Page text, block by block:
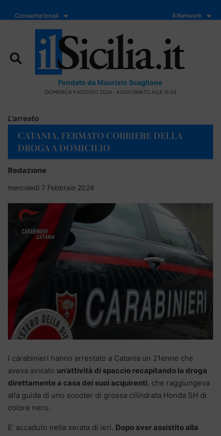
Cronache locali Il Network
Fondato da Maurizio Scaglione
DOMENICA 9 AGOSTO 2026 - AGGIORNATO ALLE 16:54
L'arresto
CATANIA, FERMATO CORRIERE DELLA
DROGA A DOMICILIO
Redazione
mercoledì 7 Febbraio 2024
I carabinieri hanno arrestato a Catania un 21enne che
aveva avviato un’attività di spaccio recapitando la droga
direttamente a casa dei suoi acquirenti, che raggiungeva
alla guida di uno scooter di grossa cilindrata Honda SH di
colore nero.
E’ accaduto nella serata di ieri. Dopo aver assistito alla